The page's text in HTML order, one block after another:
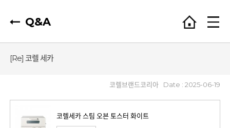
Q&A
[Re] 코렐 세카
코렐브랜드코리아 Date : 2025-06-19
코렐세카 스팀 오븐 토스터 화이트